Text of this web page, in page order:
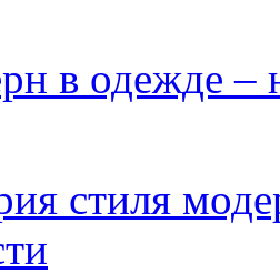
в одежде –
стиля